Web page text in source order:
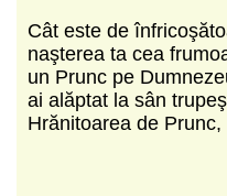
Cât este de
naşterea ta cea
un Prunc pe
ai alăptat la sân
Hrănitoarea de